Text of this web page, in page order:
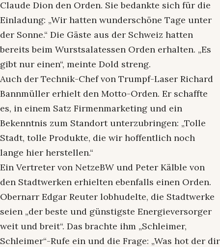
Claude Dion den Orden. Sie bedankte sich für die
Einladung: „Wir hatten wunderschöne Tage unter
der Sonne.“ Die Gäste aus der Schweiz hatten
bereits beim Wurstsalatessen Orden erhalten. „Es
gibt nur einen“, meinte Dold streng.
Auch der Technik-Chef von Trumpf-Laser Richard
Bannmüller erhielt den Motto-Orden. Er schaffte
es, in einem Satz Firmenmarketing und ein
Bekenntnis zum Standort unterzubringen: „Tolle
Stadt, tolle Produkte, die wir hoffentlich noch
lange hier herstellen.“
Ein Vertreter von NetzeBW und Peter Kälble von
den Stadtwerken erhielten ebenfalls einen Orden.
Obernarr Edgar Reuter lobhudelte, die Stadtwerke
seien „der beste und günstigste Energieversorger
weit und breit“. Das brachte ihm „Schleimer,
Schleimer“-Rufe ein und die Frage: „Was hot der dir